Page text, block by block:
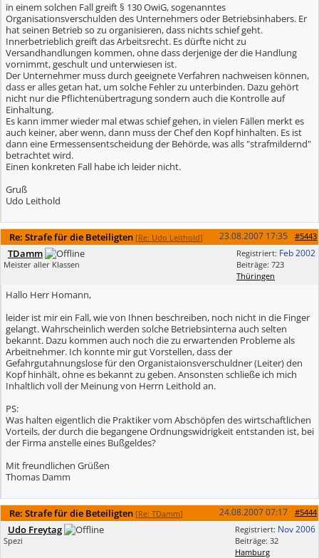
in einem solchen Fall greift § 130 OwiG, sogenanntes
Organisationsverschulden des Unternehmers oder Betriebsinhabers. Er
hat seinen Betrieb so zu organisieren, dass nichts schief geht.
Innerbetrieblich greift das Arbeitsrecht. Es dürfte nicht zu
Versandhandlungen kommen, ohne dass derjenige der die Handlung
vornimmt, geschult und unterwiesen ist.
Der Unternehmer muss durch geeignete Verfahren nachweisen können,
dass er alles getan hat, um solche Fehler zu unterbinden. Dazu gehört
nicht nur die Pflichtenübertragung sondern auch die Kontrolle auf
Einhaltung.
Es kann immer wieder mal etwas schief gehen, in vielen Fällen merkt es
auch keiner, aber wenn, dann muss der Chef den Kopf hinhalten. Es ist
dann eine Ermessensentscheidung der Behörde, was alls "strafmildernd"
betrachtet wird.
Einen konkreten Fall habe ich leider nicht.
Gruß
Udo Leithold
Re: Strafe für die Beteiligten [Re: Udo Leithold] #5443
23.08.2007 17:35
Registriert: Feb 2002
Beiträge: 723
Thüringen
TDamm
Meister aller Klassen
Hallo Herr Homann,
leider ist mir ein Fall, wie von Ihnen beschreiben, noch nicht in die Finger
gelangt. Wahrscheinlich werden solche Betriebsinterna auch selten
bekannt. Dazu kommen auch noch die zu erwartenden Probleme als
Arbeitnehmer. Ich konnte mir gut Vorstellen, dass der
Gefahrgutahnungslose für den Organistaionsverschuldner (Leiter) den
Kopf hinhält, ohne es bekannt zu geben. Ansonsten schließe ich mich
Inhaltlich voll der Meinung von Herrn Leithold an.
PS:
Was halten eigentlich die Praktiker vom Abschöpfen des wirtschaftlichen
Vorteils, der durch die begangene Ordnungswidrigkeit entstanden ist, bei
der Firma anstelle eines Bußgeldes?
Mit freundlichen Grüßen
Thomas Damm
Re: Strafe für die Beteiligten [Re: TDamm] #5444
24.08.200707:17
Registriert: Nov 2006
Beiträge: 32
Hamburg
Udo Freytag
Spezi